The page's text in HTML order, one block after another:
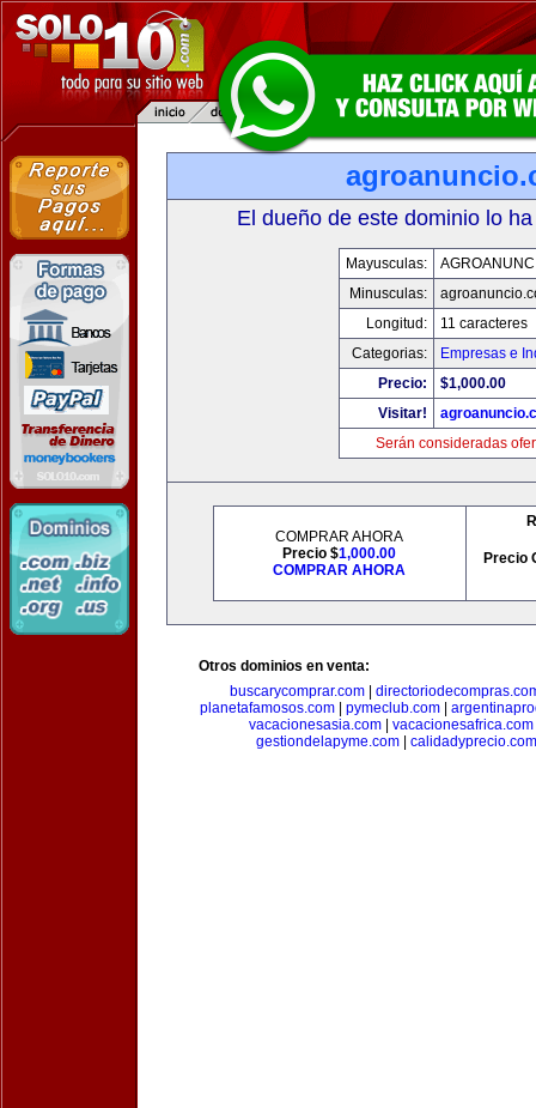
El dueño de este dominio lo
Mayusculas:
Minusculas:
Longitud:
11 caracteres
Categorias:
Empresas e
Precio:
$1,000.00
Visitar!
Serán consideradas
COMPRAR AHORA
Precio $1,000.00
COMPRAR AHORA
Precio
Otros dominios en venta:
buscarycomprar.com|
planetafamosos.com| pymeclub.com|
vacacionesasia.com
vacacionesafrica.com
gestiondelapyme.com
calidadyprecio.com